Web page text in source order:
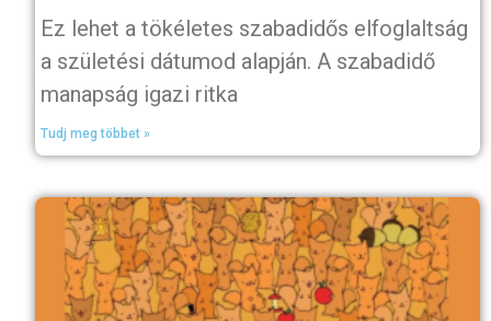
Ez lehet a tökéletes szabadidős elfoglaltság
a születési dátumod alapján. A szabadidő
manapság igazi ritka
Tudj meg többet »